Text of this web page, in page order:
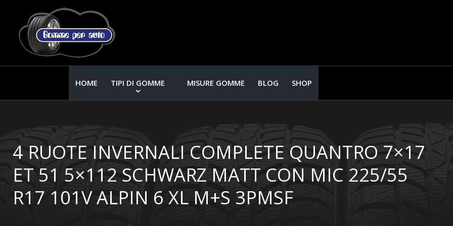
HOME TIPI DI GOMME MISURE GOMME BLOG SHOP
4 RUOTE INVERNALI COMPLETE QUANTRO 7×17
ET 51 5×112 SCHWARZ MATT CON MIC 225/55
R17 101V ALPIN 6 XL M+S 3PMSF